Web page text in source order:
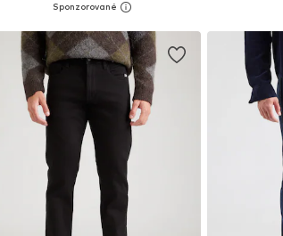
Pridať do košíka